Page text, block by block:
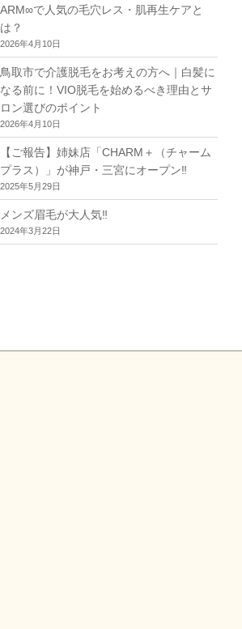
ARM∞で人気の毛穴レス・肌再生ケアと
は？
2026年4月10日
鳥取市で介護脱毛をお考えの方へ｜白髪に
なる前に！VIO脱毛を始めるべき理由とサ
ロン選びのポイント
2026年4月10日
【ご報告】姉妹店「CHARM＋（チャーム
プラス）」が神戸・三宮にオープン‼︎
2025年5月29日
メンズ眉毛が大人気‼︎
2024年3月22日